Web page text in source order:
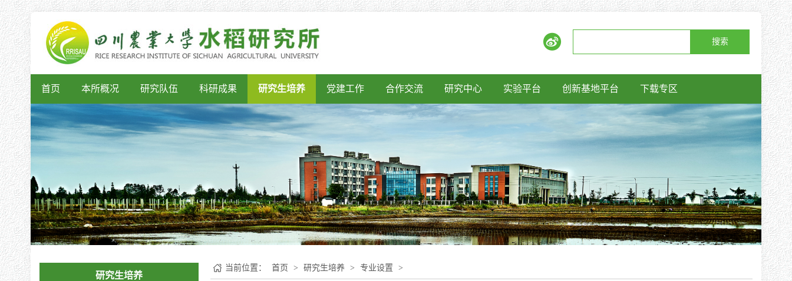
搜索
首页 本所概况 研究队伍 科研成果 研究生培养 党建工作 合作交流 研究中心 实验平台 创新基地平台 下载专区
研究生培养
当前位置： 首页 > 研究生培养 > 专业设置 >